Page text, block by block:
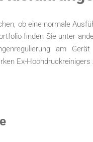
ob eine normale
finden Sie unter
am
Ex-Hochdruckreinigers